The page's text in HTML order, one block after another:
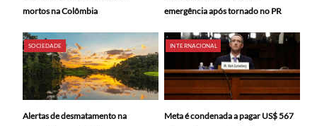
mortos na Colômbia
emergência após tornado no PR
SOCIEDADE
Alertas de desmatamento na
INTERNACIONAL
Meta é condenada a pagar US$ 567